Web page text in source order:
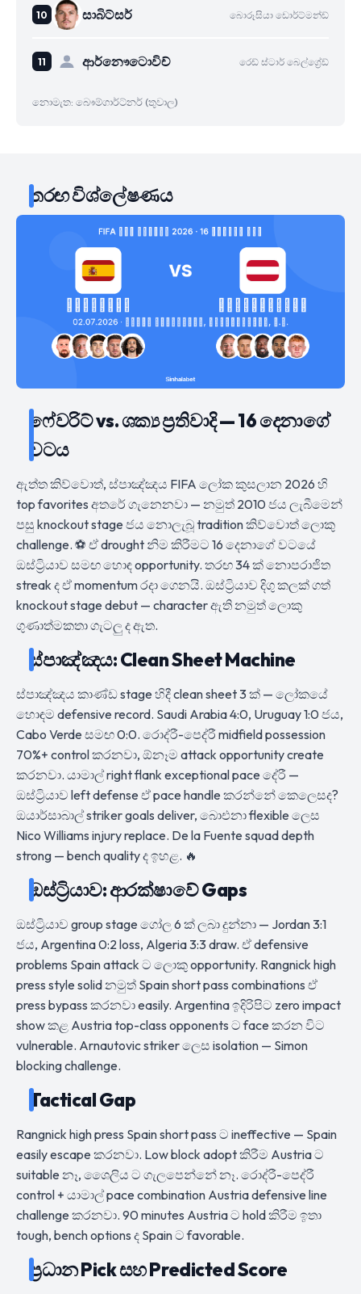
සාබිට්සර් බොරූසියා ඩොර්ට්මන්ඩ්
ආර්නෞටොවිච් රෙඩ් ස්ටාර් බෙල්ග්‍රේඩ්
නොමැත: බෞම්ගාර්ට්නර් (තුවාල)
තරඟ විශ්ලේෂණය
ෆේවරිට් vs. ශක්‍ය ප්‍රතිවාදි — 16 දෙනාගේ
වටය
ඇත්ත කිව්වොත්, ස්පාඤ්ඤය FIFA ලෝක කුසලාන 2026 හි
top favorites අතරේ ගැනෙනවා — නමුත් 2010 ජය ලැබීමෙන්
පසු knockout stage ජය නොලැබූ tradition කිව්වොත් ලොකු
challenge. ⚽ ඒ drought නිම කිරීමට 16 දෙනාගේ වටයේ
ඔස්ට්‍රියාව සමඟ හොඳ opportunity. තරඟ 34 ක් නොපරාජිත
streak ද ඒ momentum රදා ගෙනයි. ඔස්ට්‍රියාව දිගු කලක් ගත්
knockout stage debut — character ඇති නමුත් ලොකු
ගුණාත්මකතා ගැටලු ද ඇත.
ස්පාඤ්ඤය: Clean Sheet Machine
ස්පාඤ්ඤය කාණ්ඩ stage හිදී clean sheet 3 ක් — ලෝකයේ
හොඳම defensive record. Saudi Arabia 4:0, Uruguay 1:0 ජය,
Cabo Verde සමඟ 0:0. රොද්රී-පෙද්රී midfield possession
70%+ control කරනවා, ඕනෑම attack opportunity create
කරනවා. යාමාල් right flank exceptional pace දේරී —
ඔස්ට්‍රියාව left defense ඒ pace handle කරන්නේ කෙලෙසද?
ඔයාර්සාබාල් striker goals deliver, බාෙඑනා flexible ලෙස
Nico Williams injury replace. De la Fuente squad depth
strong — bench quality ද ඉහළ. 🔥
ඔස්ට්‍රියාව: ආරක්ෂාවේ Gaps
ඔස්ට්‍රියාව group stage ගෝල 6 ක් ලබා දුන්නා — Jordan 3:1
ජය, Argentina 0:2 loss, Algeria 3:3 draw. ඒ defensive
problems Spain attack ට ලොකු opportunity. Rangnick high
press style solid නමුත් Spain short pass combinations ඒ
press bypass කරනවා easily. Argentina ඉදිරිපිට zero impact
show කළ Austria top-class opponents ට face කරන විට
vulnerable. Arnautovic striker ලෙස isolation — Simon
blocking challenge.
Tactical Gap
Rangnick high press Spain short pass ට ineffective — Spain
easily escape කරනවා. Low block adopt කිරීම Austria ට
suitable නෑ, ශෛලිය ට ගැලපෙන්නේ නෑ. රොද්රී-පෙද්රී
control + යාමාල් pace combination Austria defensive line
challenge කරනවා. 90 minutes Austria ට hold කිරීම ඉතා
tough, bench options ද Spain ට favorable.
ප්‍රධාන Pick සහ Predicted Score